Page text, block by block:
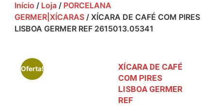
Início / Loja / PORCELANA
GERMER|XÍCARAS / XÍCARA DE CAFÉ COM PIRES
LISBOA GERMER REF 2615013.05341
Oferta!
XÍCARA DE CAFÉ
COM PIRES
LISBOA GERMER
REF